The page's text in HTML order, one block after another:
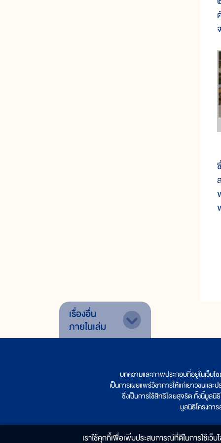
เรื่องอื่น
ภายในเล่ม
บทความและภาพประกอบที่อยู่ในเว็บ
เป็นการเผยแพร่วิชาการให้แก่เยาวชนแล
ซึ่งเป็นการใช้สิทธิโดยสุจริต ทั้งนี้มูลนิ
มูลนิธิโครงกา
เราใช้คุกกี้เพื่อเพิ่มประสบการณ์ที่ดีในการใช้เว็บ